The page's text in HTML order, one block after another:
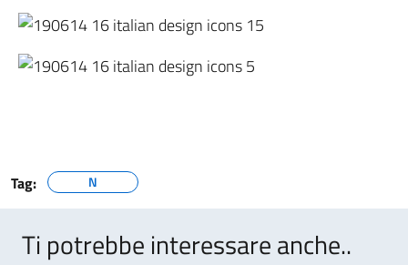
Tag: N
Ti potrebbe interessare anche..